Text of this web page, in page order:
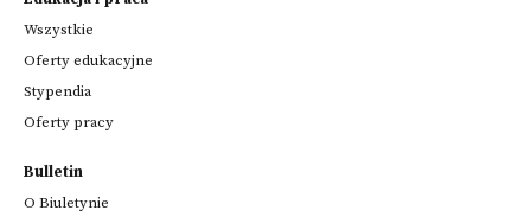
Wszystkie
Oferty edukacyjne
Stypendia
Oferty pracy
Bulletin
O Biuletynie